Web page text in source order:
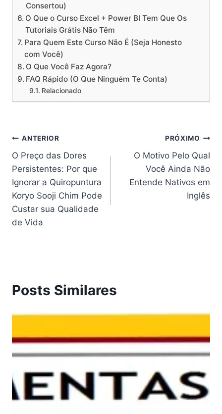
Consertou)
O Que o Curso Excel + Power BI Tem Que Os
Tutoriais Grátis Não Têm
Para Quem Este Curso Não É (Seja Honesto
com Você)
O Que Você Faz Agora?
FAQ Rápido (O Que Ninguém Te Conta)
Relacionado
Navegação
de
Post
ANTERIOR
O Preço das Dores
Persistentes: Por que
Ignorar a Quiropuntura
Koryo Sooji Chim Pode
Custar sua Qualidade
de Vida
PRÓXIMO
O Motivo Pelo Qual
Você Ainda Não
Entende Nativos em
Inglês
Posts Similares